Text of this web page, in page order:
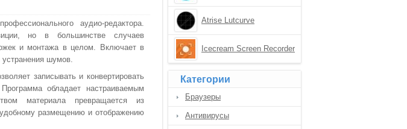
аудио-редактора.
но в большинстве случаев
и монтажа в целом. Включает в
шумов.
записывать и конвертировать
обладает настраиваемым
материала превращается из
удобному размещению и отображению
Atrise Lutcurve
Icecream Screen Recorder
Категории
Браузеры
Антивирусы